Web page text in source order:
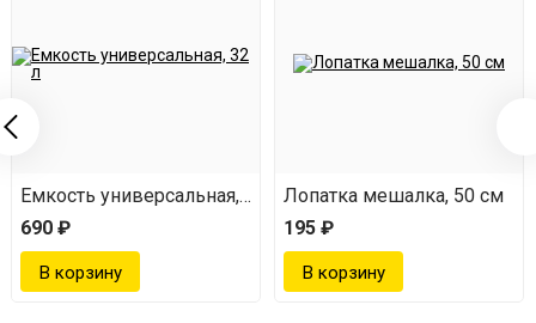
Емкость универсальная, 32 л
690 ₽
Лопатка мешалка, 50 см
195 ₽